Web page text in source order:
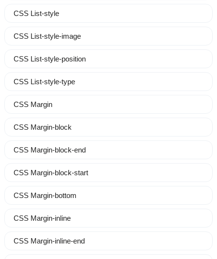
CSS List-style
CSS List-style-image
CSS List-style-position
CSS List-style-type
CSS Margin
CSS Margin-block
CSS Margin-block-end
CSS Margin-block-start
CSS Margin-bottom
CSS Margin-inline
CSS Margin-inline-end